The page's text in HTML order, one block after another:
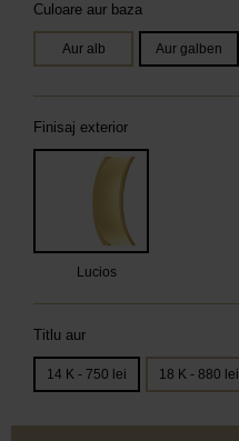
Culoare aur baza
Aur alb Aur galben
Finisaj exterior
Lucios
Titlu aur
14 K - 750 lei 18 K - 880 lei